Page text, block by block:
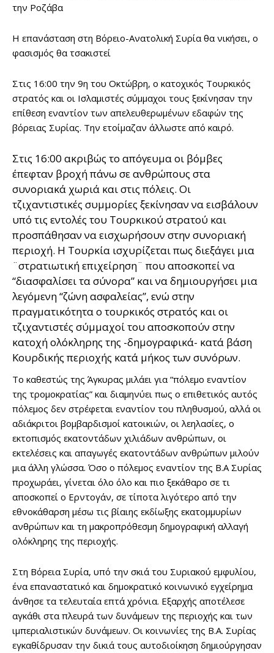
την Ροζάβα
Η επανάσταση στη Βόρειο-Ανατολική Συρία θα νικήσει, ο
φασισμός θα τσακιστεί
Στις 16:00 την 9η του Οκτώβρη, ο κατοχικός Τουρκικός
στρατός και οι Ισλαμιστές σύμμαχοι τους ξεκίνησαν την
επίθεση εναντίον των απελευθερωμένων εδαφών της
βόρειας Συρίας. Την ετοίμαζαν άλλωστε από καιρό.
Στις 16:00 ακριβώς το απόγευμα οι βόμβες
έπεφταν βροχή πάνω σε ανθρώπους στα
συνοριακά χωριά και στις πόλεις. Οι
τζιχαντιστικές συμμορίες ξεκίνησαν να εισβάλουν
υπό τις εντολές του Τουρκικού στρατού και
προσπάθησαν να εισχωρήσουν στην συνοριακή
περιοχή. Η Τουρκία ισχυρίζεται πως διεξάγει μια
¨στρατιωτική επιχείρηση¨ που αποσκοπεί να
“διασφαλίσει τα σύνορα” και να δημιουργήσει μια
λεγόμενη “ζώνη ασφαλείας”, ενώ στην
πραγματικότητα ο τουρκικός στρατός και οι
τζιχαντιστές σύμμαχοί του αποσκοπούν στην
κατοχή ολόκληρης της -δημογραφικά- κατά βάση
Κουρδικής περιοχής κατά μήκος των συνόρων.
Το καθεστώς της Άγκυρας μιλάει για “πόλεμο εναντίον
της τρομοκρατίας” και διαμηνύει πως ο επιθετικός αυτός
πόλεμος δεν στρέφεται εναντίον του πληθυσμού, αλλά οι
αδιάκριτοι βομβαρδισμοί κατοικιών, οι λεηλασίες, ο
εκτοπισμός εκατοντάδων χιλιάδων ανθρώπων, οι
εκτελέσεις και απαγωγές εκατοντάδων ανθρώπων μιλούν
μια άλλη γλώσσα. Όσο ο πόλεμος εναντίον της Β.Α Συρίας
προχωράει, γίνεται όλο όλο και πιο ξεκάθαρο σε τι
αποσκοπεί ο Ερντογάν, σε τίποτα λιγότερο από την
εθνοκάθαρση μέσω τις βίαιης εκδίωξης εκατομμυρίων
ανθρώπων και τη μακροπρόθεσμη δημογραφική αλλαγή
ολόκληρης της περιοχής.
Στη Βόρεια Συρία, υπό την σκιά του Συριακού εμφυλίου,
ένα επαναστατικό και δημοκρατικό κοινωνικό εγχείρημα
άνθησε τα τελευταία επτά χρόνια. Εξαρχής αποτέλεσε
αγκάθι στα πλευρά των δυνάμεων της περιοχής και των
ιμπεριαλιστικών δυνάμεων. Οι κοινωνίες της Β.Α. Συρίας
εγκαθίδρυσαν την δικιά τους αυτοδιοίκηση δημιούργησαν